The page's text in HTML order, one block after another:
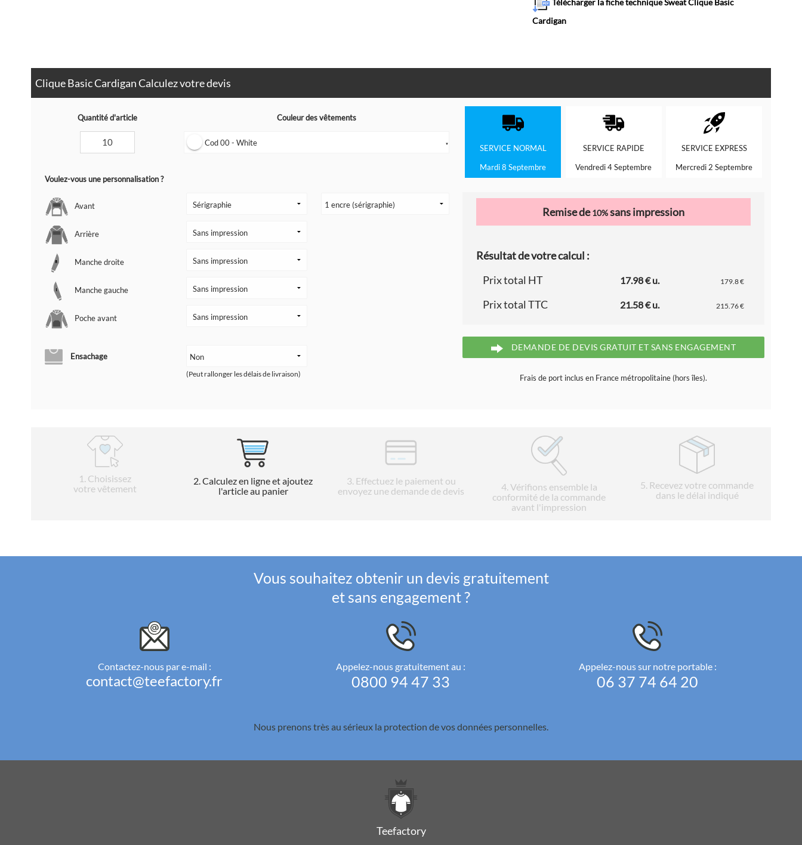
Cardigan
Clique Basic Cardigan Calculez votre devis
Quantité d'article Couleur des vêtements
Cod 00 - White ▼
Voulez-vous une personnalisation ?
Avant
Arrière
Manche droite
Manche gauche
Poche avant
Ensachage
(Peut rallonger les délais de livraison)
SERVICE NORMAL
Mardi 8 Septembre
SERVICE RAPIDE
Vendredi 4 Septembre
SERVICE EXPRESS
Mercredi 2 Septembre
Remise de10%sans impression
Résultat de votre calcul :
Prix total HT
17.98 € u. 179.8 €
Prix total TTC 21.58 € u. 215.76 €
DEMANDE DE DEVIS GRATUIT ET SANS ENGAGEMENT
Frais de port inclus en France métropolitaine (hors îles).
1 . Choisissez
votre vêtement
2 . Calculez en ligne et ajoutez
l'article au panier
3 . Effectuez le paiement ou
envoyez une demande de devis
4. Vérifions ensemble la
conformité de la commande
avant l'impression
5. Recevez votre commande
dans le délai indiqué
Vous souhaitez obtenir un devis gratuitement
et sans engagement ?
Contactez-nous par e-mail :
contact@teefactory.fr
Appelez-nous gratuitement au :
0800 94 47 33
Appelez-nous sur notre portable :
06 37 74 64 20
Nous prenons très au sérieux la protection de vos données personnelles.
Teefactory